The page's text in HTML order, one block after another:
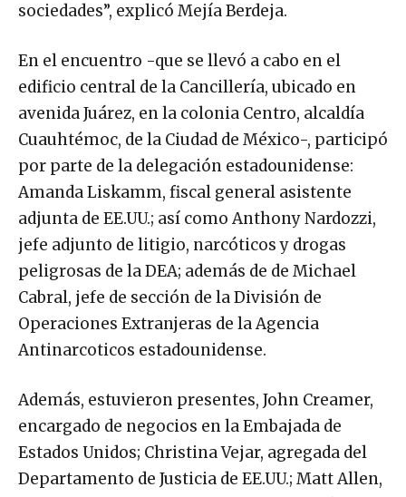
sociedades”, explicó Mejía Berdeja.
En el encuentro -que se llevó a cabo en el
edificio central de la Cancillería, ubicado en
avenida Juárez, en la colonia Centro, alcaldía
Cuauhtémoc, de la Ciudad de México-, participó
por parte de la delegación estadounidense:
Amanda Liskamm, fiscal general asistente
adjunta de EE.UU.; así como Anthony Nardozzi,
jefe adjunto de litigio, narcóticos y drogas
peligrosas de la DEA; además de de Michael
Cabral, jefe de sección de la División de
Operaciones Extranjeras de la Agencia
Antinarcoticos estadounidense.
Además, estuvieron presentes, John Creamer,
encargado de negocios en la Embajada de
Estados Unidos; Christina Vejar, agregada del
Departamento de Justicia de EE.UU.; Matt Allen,